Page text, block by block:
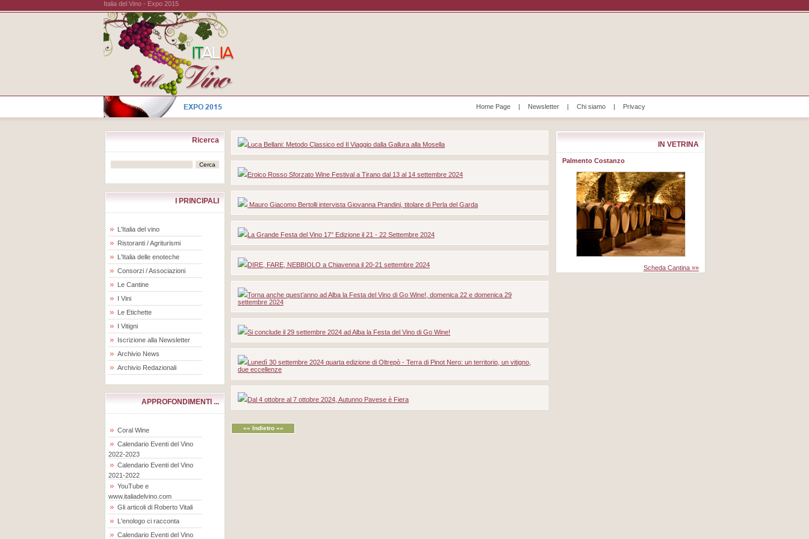
Italia del Vino - Expo 2015
Home Page | Newsletter | Chi siamo | Privacy
Ricerca
I PRINCIPALI
L'Italia del vino
Ristoranti / Agriturismi
L'Italia delle enoteche
Consorzi / Associazioni
Le Cantine
I Vini
Le Etichette
I Vitigni
Iscrizione alla Newsletter
Archivio News
Archivio Redazionali
APPROFONDIMENTI ...
Coral Wine
Calendario Eventi del Vino
2022-2023
Calendario Eventi del Vino
2021-2022
YouTube e
www.italiadelvino.com
Gli articoli di Roberto Vitali
L'enologo ci racconta
Calendario Eventi del Vino
Luca Bellani: Metodo Classico ed Il Viaggio dalla Gallura alla Mosella
Eroico Rosso Sforzato Wine Festival a Tirano dal 13 al 14 settembre 2024
Mauro Giacomo Bertolli intervista Giovanna Prandini, titolare di Perla del Garda
La Grande Festa del Vino 17° Edizione il 21 - 22 Settembre 2024
DIRE, FARE, NEBBIOLO a Chiavenna il 20-21 settembre 2024
Torna anche quest’anno ad Alba la Festa del Vino di Go Wine!, domenica 22 e domenica 29
settembre 2024
Si conclude il 29 settembre 2024 ad Alba la Festa del Vino di Go Wine!
Lunedì 30 settembre 2024 quarta edizione di Oltrepò - Terra di Pinot Nero: un territorio, un vitigno,
due eccellenze
Dal 4 ottobre al 7 ottobre 2024, Autunno Pavese è Fiera
«« Indietro ««
IN VETRINA
Palmento Costanzo
Scheda Cantina »»